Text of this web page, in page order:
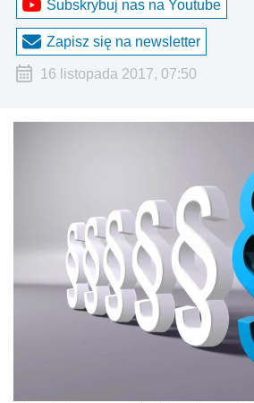
Subskrybuj nas na Youtube
Zapisz się na newsletter
16 listopada 2017, 07:50